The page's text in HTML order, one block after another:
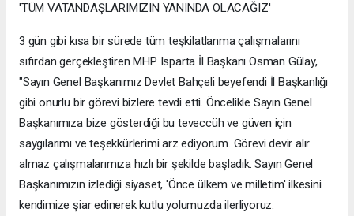
'TÜM VATANDAŞLARIMIZIN YANINDA OLACAĞIZ'
3 gün gibi kısa bir sürede tüm teşkilatlanma çalışmalarını
sıfırdan gerçekleştiren MHP Isparta İl Başkanı Osman Gülay,
"Sayın Genel Başkanımız Devlet Bahçeli beyefendi İl Başkanlığı
gibi onurlu bir görevi bizlere tevdi etti. Öncelikle Sayın Genel
Başkanımıza bize gösterdiği bu teveccüh ve güven için
saygılarımı ve teşekkürlerimi arz ediyorum. Görevi devir alır
almaz çalışmalarımıza hızlı bir şekilde başladık. Sayın Genel
Başkanımızın izlediği siyaset, 'Önce ülkem ve milletim' ilkesini
kendimize şiar edinerek kutlu yolumuzda ilerliyoruz.